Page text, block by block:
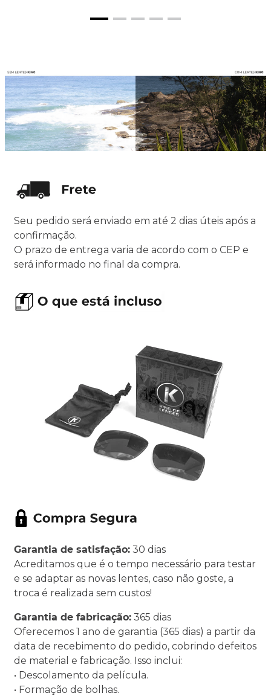
Seu pedido será enviado em até 2 dias úteis após a
confirmação.
O prazo de entrega varia de acordo com o CEP e
será informado no final da compra.
Garantia de satisfação: 30 dias
Acreditamos que é o tempo necessário para testar
e se adaptar as novas lentes, caso não goste, a
troca é realizada sem custos!
Garantia de fabricação: 365 dias
Oferecemos 1 ano de garantia (365 dias) a partir da
data de recebimento do pedido, cobrindo defeitos
de material e fabricação. Isso inclui:
• Descolamento da película.
• Formação de bolhas.